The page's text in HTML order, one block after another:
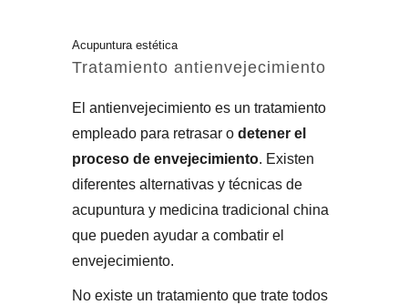
Acupuntura estética
Tratamiento antienvejecimiento
El antienvejecimiento es un tratamiento
empleado para retrasar o detener el
proceso de envejecimiento. Existen
diferentes alternativas y técnicas de
acupuntura y medicina tradicional china
que pueden ayudar a combatir el
envejecimiento.
No existe un tratamiento que trate todos